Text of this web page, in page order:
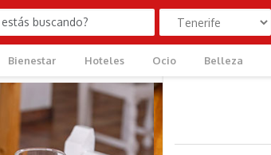
Bienestar Hoteles Ocio Belleza